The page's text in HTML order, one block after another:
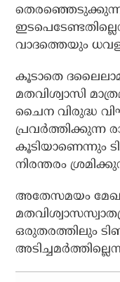
വാദത്തെയും ധവള
കൂടാതെ
മതവിശ്വാസി
ചൈന വിരുദ്ധ
പ്രവര്‍ത്തിക്കുന്ന
കൂടിയാണെന്നും
നിരന്തരം
അതേസമയം
ഒരുതരത്തിലും